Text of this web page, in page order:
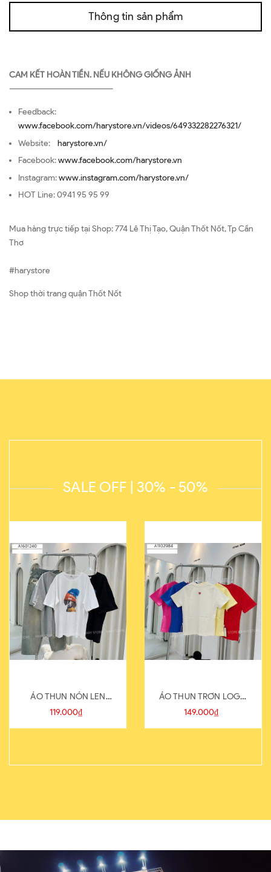
Thông tin sản phẩm
CAM KẾT HOÀN TIỀN. NẾU KHÔNG GIỐNG ẢNH
—————————————————
Feedback:
www.facebook.com/harystore.vn/videos/649332282276321/
Website: harystore.vn/
Facebook:www.facebook.com/harystore.vn
Instagram:www.instagram.com/harystore.vn/
HOT Line: 0941 95 95 99
Mua hàng trực tiếp tại Shop: 774 Lê Thị Tạo, Quận Thốt Nốt, Tp Cần
Thơ
#harystore
Shop thời trang quận Thốt Nốt
SALE OFF | 30% - 50%
ÁO THUN NÓN LEN
821-1
119.000₫
ÁO THUN TRƠN LOGO
SAU
149.000₫